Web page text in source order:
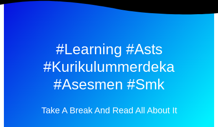
#learning #asts
#kurikulummerdeka
#asesmen #smk
Take A Break And Read All About It